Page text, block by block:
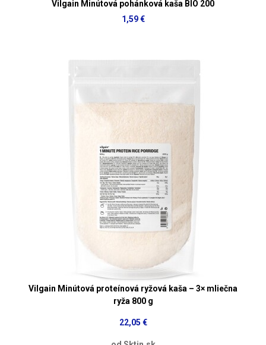
Vilgain Minútová pohánková kaša BIO 200
1,59 €
Vilgain Minútová proteínová ryžová kaša – 3× mliečna
ryža 800 g
22,05 €